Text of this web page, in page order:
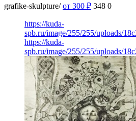
grafike-skulpture/ от 300 ₽ 348 0
https://kuda-
spb.ru/image/255/255/uploads/
https://kuda-
spb.ru/image/255/255/uploads/